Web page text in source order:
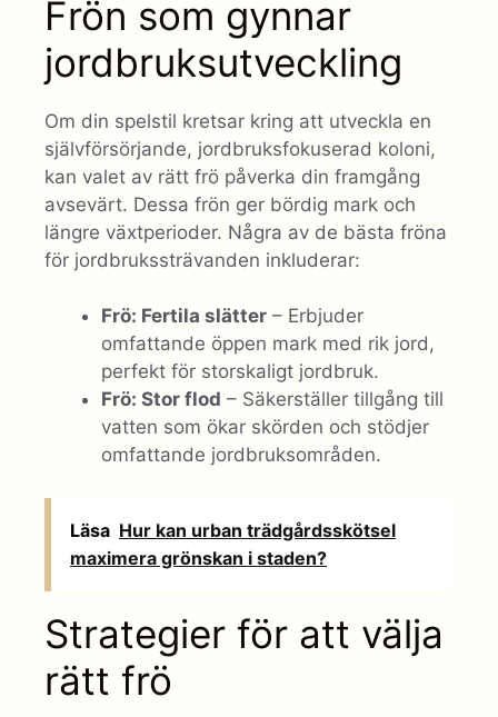
Frön som gynnar
jordbruksutveckling
Om din spelstil kretsar kring att utveckla en
självförsörjande, jordbruksfokuserad koloni,
kan valet av rätt frö påverka din framgång
avsevärt. Dessa frön ger bördig mark och
längre växtperioder. Några av de bästa fröna
för jordbrukssträvanden inkluderar:
Frö: Fertila slätter – Erbjuder
omfattande öppen mark med rik jord,
perfekt för storskaligt jordbruk.
Frö: Stor flod – Säkerställer tillgång till
vatten som ökar skörden och stödjer
omfattande jordbruksområden.
Läsa Hur kan urban trädgårdsskötsel
maximera grönskan i staden?
Strategier för att välja
rätt frö